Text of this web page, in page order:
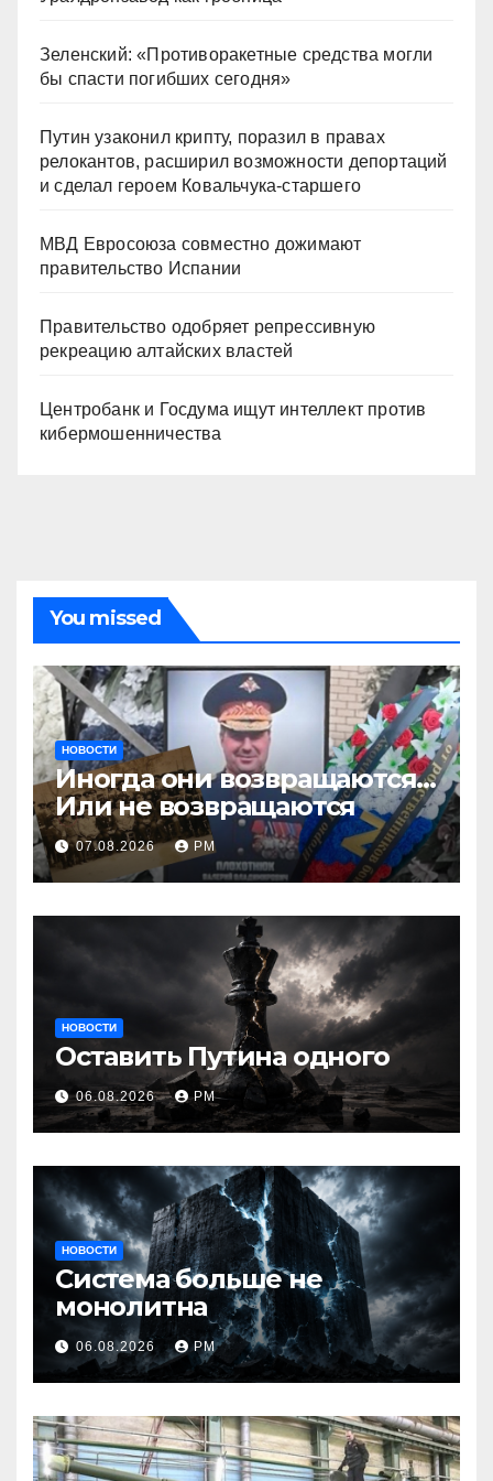
Зеленский: «Противоракетные средства могли
бы спасти погибших сегодня»
Путин узаконил крипту, поразил в правах
релокантов, расширил возможности депортаций
и сделал героем Ковальчука-старшего
МВД Евросоюза совместно дожимают
правительство Испании
Правительство одобряет репрессивную
рекреацию алтайских властей
Центробанк и Госдума ищут интеллект против
кибермошенничества
You missed
НОВОСТИ
Иногда они возвращаются…
Или не возвращаются
07.08.2026 РМ
НОВОСТИ
Оставить Путина одного
06.08.2026 РМ
НОВОСТИ
Система больше не
монолитна
06.08.2026 РМ